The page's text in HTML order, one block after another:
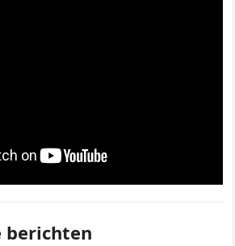
berichten